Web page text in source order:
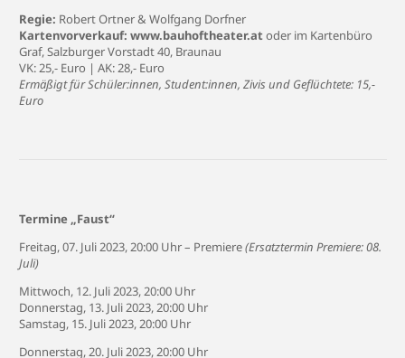
Regie: Robert Ortner & Wolfgang Dorfner
Kartenvorverkauf: www.bauhoftheater.atoder im Kartenbüro
Graf,Salzburger Vorstadt 40, Braunau
VK: 25,- Euro | AK: 28,- Euro
Ermäßigt für Schüler:innen, Student:innen, Zivis und Geflüchtete: 15,-
Euro
Termine „Faust“
Freitag, 07. Juli 2023, 20:00 Uhr– Premiere(Ersatztermin Premiere: 08.
Juli)
Mittwoch, 12. Juli 2023, 20:00 Uhr
Donnerstag, 13. Juli 2023, 20:00 Uhr
Samstag, 15. Juli 2023, 20:00 Uhr
Donnerstag, 20. Juli 2023, 20:00 Uhr